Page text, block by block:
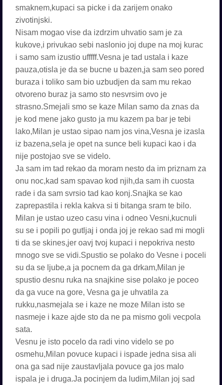
smaknem,kupaci sa picke i da zarijem onako
zivotinjski.
Nisam mogao vise da izdrzim uhvatio sam je za
kukove,i privukao sebi naslonio joj dupe na moj kurac
i samo sam izustio ufffff.Vesna je tad ustala i kaze
pauza,otisla je da se bucne u bazen,ja sam seo pored
buraza i toliko sam bio uzbudjen da sam mu rekao
otvoreno buraz ja samo sto nesvrsim ovo je
strasno.Smejali smo se kaze Milan samo da znas da
je kod mene jako gusto ja mu kazem pa bar je tebi
lako,Milan je ustao sipao nam jos vina,Vesna je izasla
iz bazena,sela je opet na sunce beli kupaci kao i da
nije postojao sve se videlo.
Ja sam im tad rekao da moram nesto da im priznam za
onu noc,kad sam spavao kod njih,da sam ih cuosta
rade i da sam svrsio tad kao konj.Snajka se kao
zaprepastila i rekla kakva si ti bitanga sram te bilo.
Milan je ustao uzeo casu vina i odneo Vesni,kucnuli
su se i popili po gutljaj i onda joj je rekao sad mi mogli
ti da se skines,jer oavj tvoj kupaci i nepokriva nesto
mnogo sve se vidi.Spustio se polako do Vesne i poceli
su da se ljube,a ja pocnem da ga drkam,Milan je
spustio desnu ruka na snajkine sise polako je poceo
da ga vuce na gore, Vesna ga je uhvatila za
rukku,nasmejala se i kaze ne moze Milan isto se
nasmeje i kaze ajde sto da ne pa mismo goli vecpola
sata.
Vesnu je isto pocelo da radi vino videlo se po
osmehu,Milan povuce kupaci i ispade jedna sisa ali
ona ga sad nije zaustavljala povuce ga jos malo
ispala je i druga.Ja pocinjem da ludim,Milan joj sad